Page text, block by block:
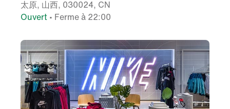
太原, 山西, 030024, CN
Ouvert • Ferme à 22:00